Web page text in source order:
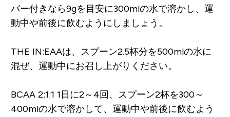
バー付きなら9gを目安に300mlの水で溶かし、運
動中や前後に飲むようにしましょう。
THE IN:EAAは、スプーン2.5杯分を500mlの水に
混ぜ、運動中にお召し上がりください。
BCAA 2:1:1 1日に2～4回、スプーン2杯を300～
400mlの水で溶かして、運動中や前後に飲むよう